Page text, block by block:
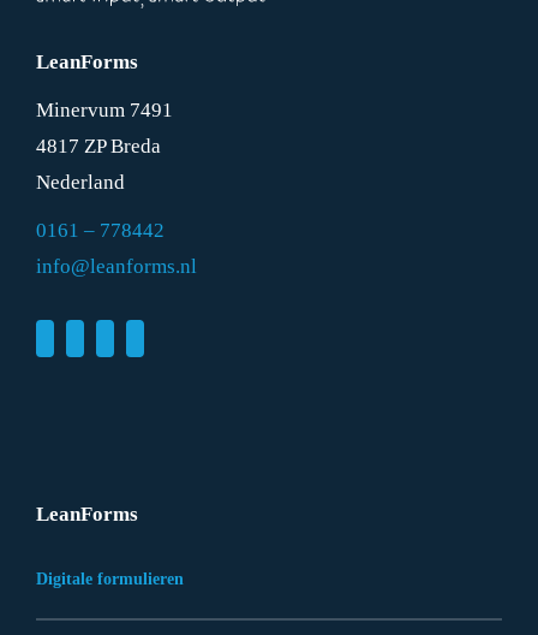
LeanForms
Minervum 7491
4817 ZP Breda
Nederland
0161 – 778442
info@leanforms.nl
LeanForms
Digitale formulieren